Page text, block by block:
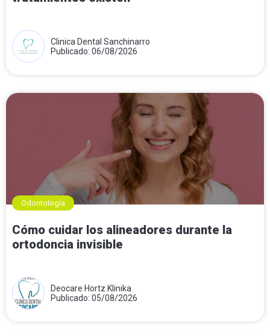
Clinica Dental Sanchinarro
Publicado: 06/08/2026
Odontología
Cómo cuidar los alineadores durante la
ortodoncia invisible
Deocare Hortz Klinika
Publicado: 05/08/2026